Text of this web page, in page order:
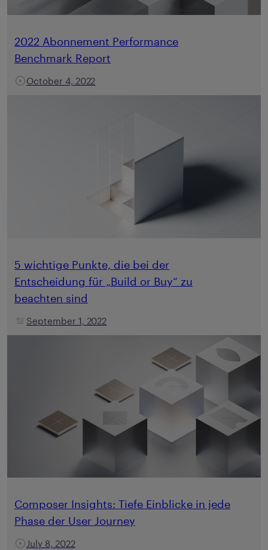
2022 Abonnement Performance
Benchmark Report
October 4, 2022
5 wichtige Punkte, die bei der
Entscheidung für „Build or Buy“ zu
beachten sind
September 1, 2022
Composer Insights: Tiefe Einblicke in jede
Phase der User Journey
July 8, 2022